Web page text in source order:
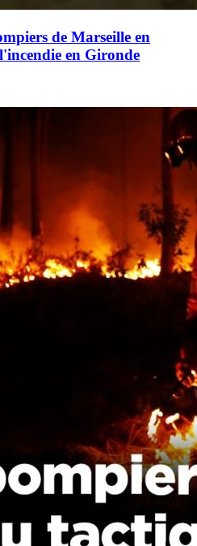
de Marseille en
en Gironde